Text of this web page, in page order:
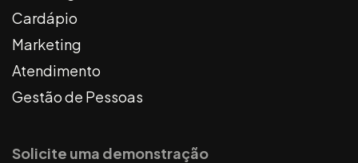
Cardápio
Marketing
Atendimento
Gestão de Pessoas
Solicite uma demonstração